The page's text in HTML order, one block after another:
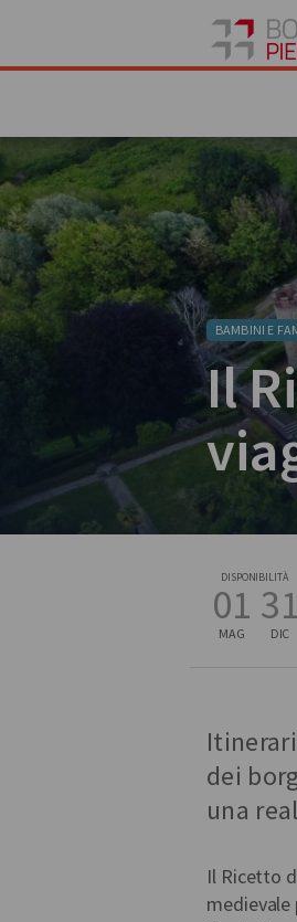
BAMBINI E
Il
DISPONIBILITÀ
01
MAG
31
DIC
dei
una
Il Ricetto